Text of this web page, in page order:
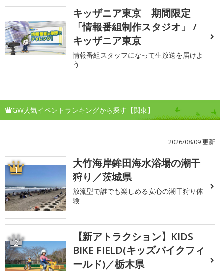
キッザニア東京 期間限定
「情報番組制作スタジオ」 /
キッザニア東京
情報番組スタッフになって生放送を届けよ
う
GW人気イベントランキングから探す【関東】
2026/08/09 更新
1
大竹海岸鉾田海水浴場の潮干
狩り／茨城県
放流型で誰でも楽しめる安心の潮干狩り体
験
2
【新アトラクション】KIDS
BIKE FIELD(キッズバイクフィ
ールド)／栃木県